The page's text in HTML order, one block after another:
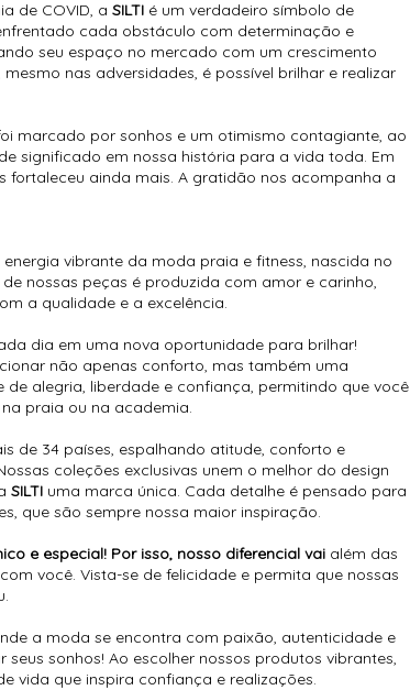
de COVID, a SILTI é um verdadeiro símbolo de
cada obstáculo com determinação e
seu espaço no mercado com um crescimento
nas adversidades, é possível brilhar e realizar
marcado por sonhos e um otimismo contagiante, ao
significado em nossa história para a vida toda. Em
fortaleceu ainda mais. A gratidão nos acompanha a
vibrante da moda praia e fitness, nascida no
nossas peças é produzida com amor e carinho,
a qualidade e a excelência.
dia em uma nova oportunidade para brilhar!
não apenas conforto, mas também uma
de alegria, liberdade e confiança, permitindo que você
praia ou na academia.
de 34 países, espalhando atitude, conforto e
coleções exclusivas unem o melhor do design
SILTI uma marca única. Cada detalhe é pensado para
que são sempre nossa maior inspiração.
e especial! Por isso, nosso diferencial vai além das
você. Vista-se de felicidade e permita que nossas
a moda se encontra com paixão, autenticidade e
sonhos! Ao escolher nossos produtos vibrantes,
vida que inspira confiança e realizações.